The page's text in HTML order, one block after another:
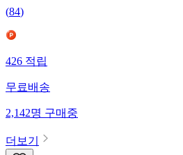
(84)
426적립
무료배송
2,142명구매중
더보기